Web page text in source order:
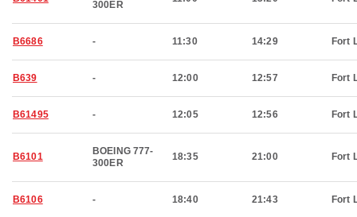
300ER
B6686 - 11:30 14:29 Fort
B639 - 12:00 12:57 Fort
B61495 - 12:05 12:56 Fort
B6101
BOEING 777-
300ER
18:35 21:00 Fort
B6106 - 18:40 21:43 Fort